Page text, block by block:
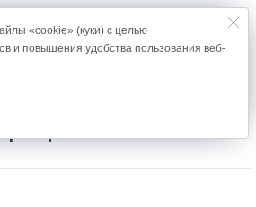
8 (800) 2000-978
«cookie» (куки) с целью
и повышения удобства пользования веб-